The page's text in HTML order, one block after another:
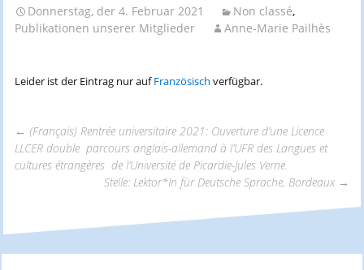
Donnerstag, der 4. Februar 2021 Non classé,
Publikationen unserer Mitglieder
Anne-Marie Pailhès
Leider ist der Eintrag nur aufFranzösisch verfügbar.
Beitrags-
Navigation
← (Français) Rentrée universitaire 2021: Ouverture d’une Licence
LLCER double parcours anglais-allemand à l’UFR des Langues et
cultures étrangères de l’Université de Picardie-Jules Verne.
Stelle: Lektor*In für Deutsche Sprache, Bordeaux →